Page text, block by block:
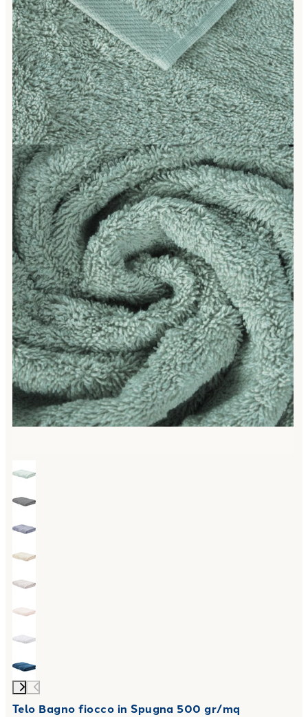
Telo Bagno fiocco in Spugna 500 gr/mq